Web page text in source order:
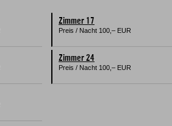
Zimmer 17
Preis / Nacht 100,– EUR
Zimmer 24
Preis / Nacht 100,– EUR